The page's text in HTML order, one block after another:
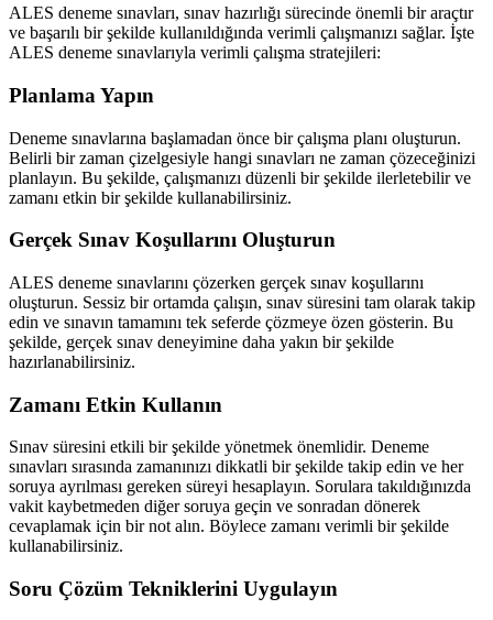
ALES deneme sınavları, sınav hazırlığı sürecinde önemli bir araçtır
ve başarılı bir şekilde kullanıldığında verimli çalışmanızı sağlar. İşte
ALES deneme sınavlarıyla verimli çalışma stratejileri:
Planlama Yapın
Deneme sınavlarına başlamadan önce bir çalışma planı oluşturun.
Belirli bir zaman çizelgesiyle hangi sınavları ne zaman çözeceğinizi
planlayın. Bu şekilde, çalışmanızı düzenli bir şekilde ilerletebilir ve
zamanı etkin bir şekilde kullanabilirsiniz.
Gerçek Sınav Koşullarını Oluşturun
ALES deneme sınavlarını çözerken gerçek sınav koşullarını
oluşturun. Sessiz bir ortamda çalışın, sınav süresini tam olarak takip
edin ve sınavın tamamını tek seferde çözmeye özen gösterin. Bu
şekilde, gerçek sınav deneyimine daha yakın bir şekilde
hazırlanabilirsiniz.
Zamanı Etkin Kullanın
Sınav süresini etkili bir şekilde yönetmek önemlidir. Deneme
sınavları sırasında zamanınızı dikkatli bir şekilde takip edin ve her
soruya ayrılması gereken süreyi hesaplayın. Sorulara takıldığınızda
vakit kaybetmeden diğer soruya geçin ve sonradan dönerek
cevaplamak için bir not alın. Böylece zamanı verimli bir şekilde
kullanabilirsiniz.
Soru Çözüm Tekniklerini Uygulayın